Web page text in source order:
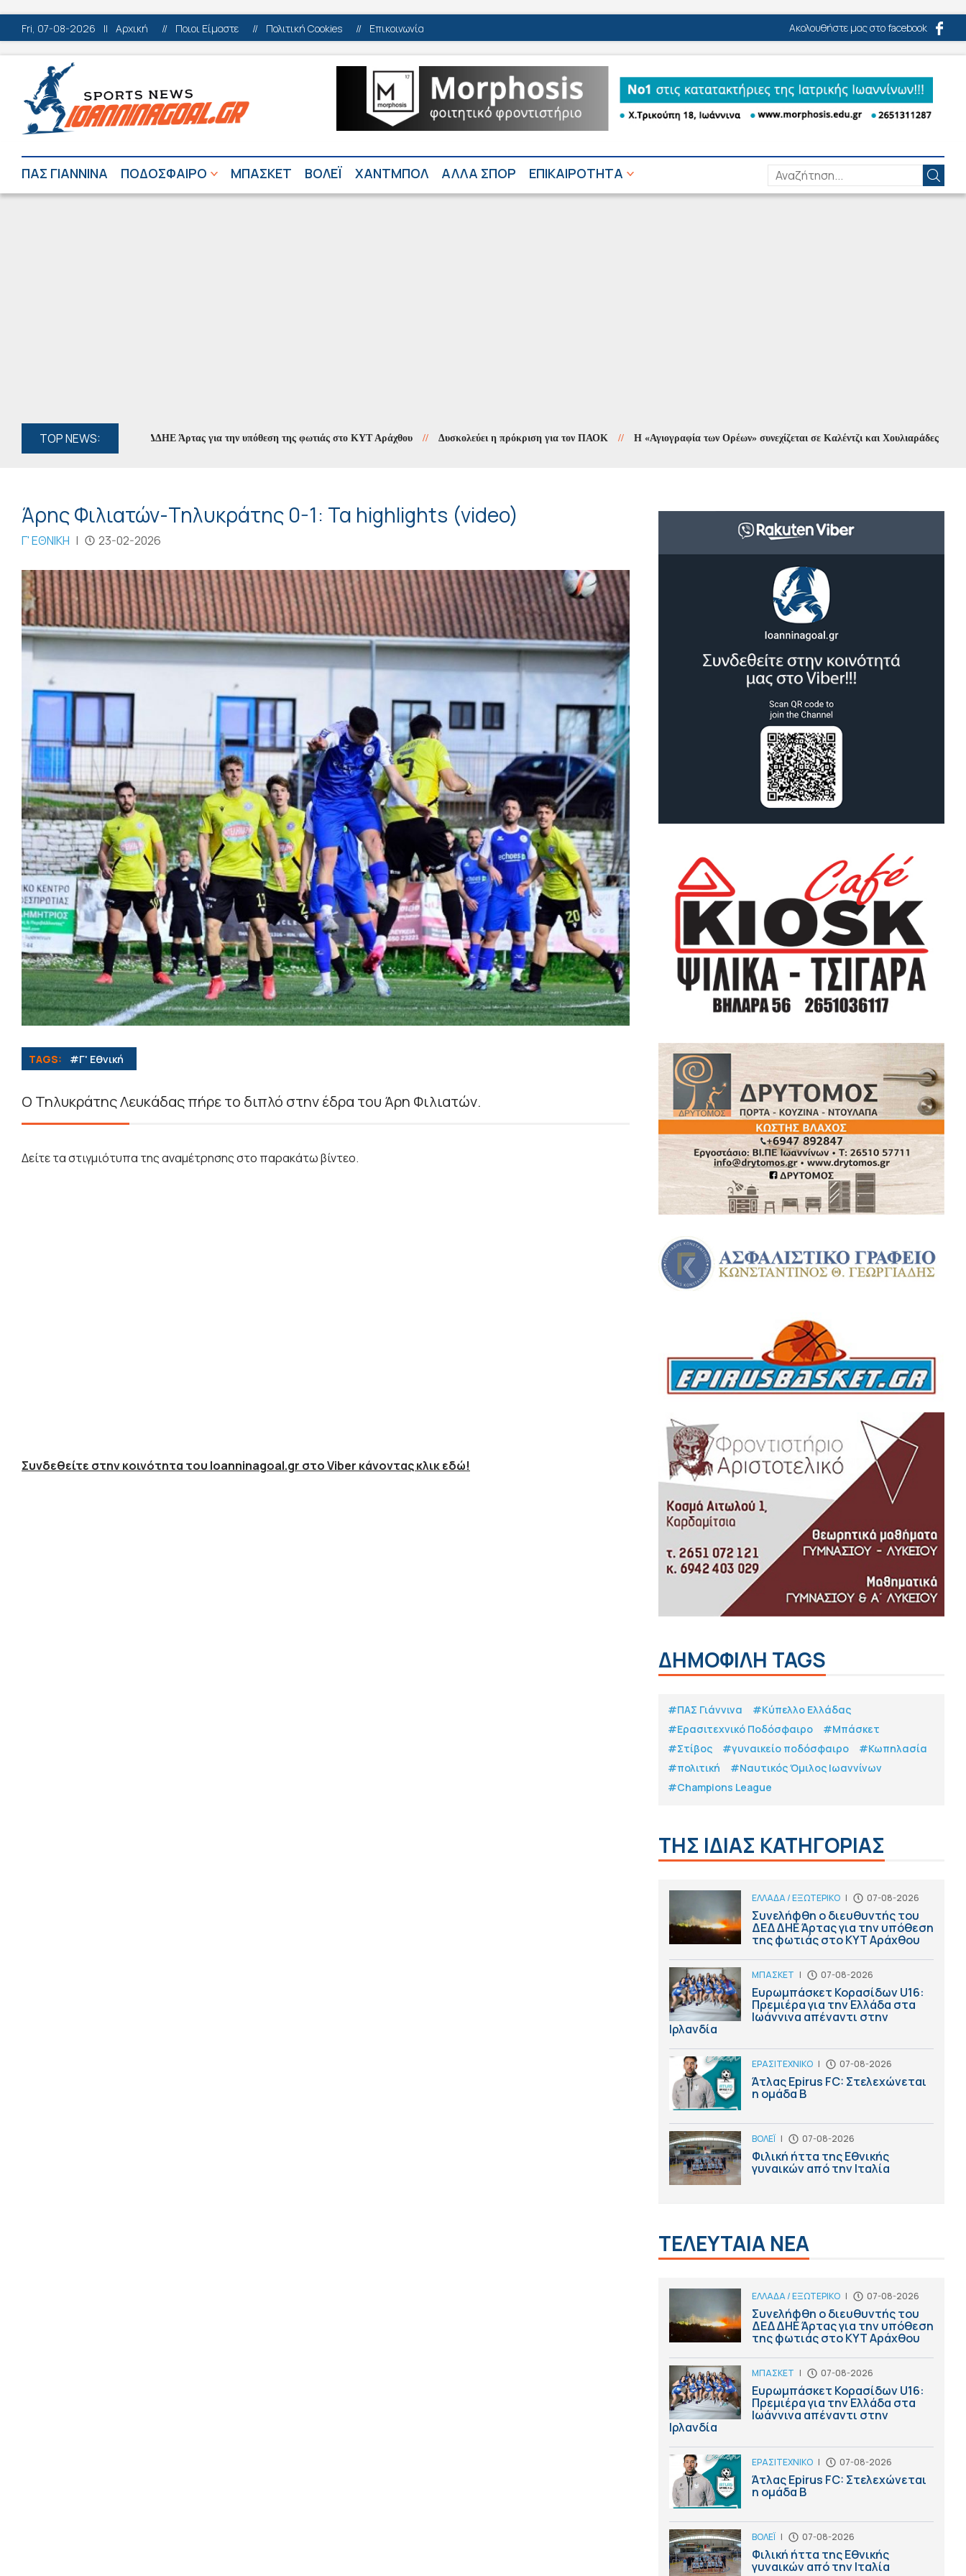
Fri, 07-08-2026 || Αρχική // Ποιοι Είμαστε // Πολιτική Cookies // Επικοινωνία Ακολουθήστε μας στο facebook
ΠΑΣ ΓΙΑΝΝΙΝΑ ΠΟΔΟΣΦΑΙΡΟ ΜΠΑΣΚΕΤ ΒΟΛΕΪ ΧΑΝΤΜΠΟΛ ΑΛΛΑ ΣΠΟΡ ΕΠΙΚΑΙΡΟΤΗΤΑ
TOP NEWS:
ο διευθυντής του ΔΕΔΔΗΕ Άρτας για την υπόθεση της φωτιάς στο ΚΥΤ Αράχθου // Δυσκολεύει η πρόκριση για τον ΠΑΟΚ // Η «Αγιογραφία των Ορέων» συνεχίζεται σε Καλέντζι και Χουλιαράδες //
Άρης Φιλιατών-Τηλυκράτης 0-1: Τα highlights (video)
Γ' ΕΘΝΙΚΗ | 23-02-2026
TAGS: #Γ' Εθνική
Ο Τηλυκράτης Λευκάδας πήρε το διπλό στην έδρα του Άρη Φιλιατών.
Δείτε τα στιγμιότυπα της αναμέτρησης στο παρακάτω βίντεο.
Συνδεθείτε στην κοινότητα του Ioanninagoal.gr στο Viber κάνοντας κλικ εδώ!
ΔΗΜΟΦΙΛΗ TAGS
#ΠΑΣ Γιάννινα
#Κύπελλο Ελλάδας
#Eρασιτεχνικό Ποδόσφαιρο
#Μπάσκετ
#Στίβος
#γυναικείο ποδόσφαιρο
#Κωπηλασία
#πολιτική
#Ναυτικός Όμιλος Ιωαννίνων
#Champions League
ΤΗΣ ΙΔΙΑΣ ΚΑΤΗΓΟΡΙΑΣ
ΕΛΛΑΔΑ / ΕΞΩΤΕΡΙΚΟ | 07-08-2026
Συνελήφθη ο διευθυντής του
ΔΕΔΔΗΕ Άρτας για την υπόθεση
της φωτιάς στο ΚΥΤ Αράχθου
ΜΠΑΣΚΕΤ | 07-08-2026
Ευρωμπάσκετ Κορασίδων U16:
Πρεμιέρα για την Ελλάδα στα
Ιωάννινα απέναντι στην
Ιρλανδία
ΕΡΑΣΙΤΕΧΝΙΚΟ | 07-08-2026
Άτλας Epirus FC: Στελεχώνεται
η ομάδα B
ΒΟΛΕΪ | 07-08-2026
Φιλική ήττα της Εθνικής
γυναικών από την Ιταλία
ΤΕΛΕΥΤΑΙΑ ΝΕΑ
ΕΛΛΑΔΑ / ΕΞΩΤΕΡΙΚΟ | 07-08-2026
Συνελήφθη ο διευθυντής του
ΔΕΔΔΗΕ Άρτας για την υπόθεση
της φωτιάς στο ΚΥΤ Αράχθου
ΜΠΑΣΚΕΤ | 07-08-2026
Ευρωμπάσκετ Κορασίδων U16:
Πρεμιέρα για την Ελλάδα στα
Ιωάννινα απέναντι στην
Ιρλανδία
ΕΡΑΣΙΤΕΧΝΙΚΟ | 07-08-2026
Άτλας Epirus FC: Στελεχώνεται
η ομάδα B
ΒΟΛΕΪ | 07-08-2026
Φιλική ήττα της Εθνικής
γυναικών από την Ιταλία